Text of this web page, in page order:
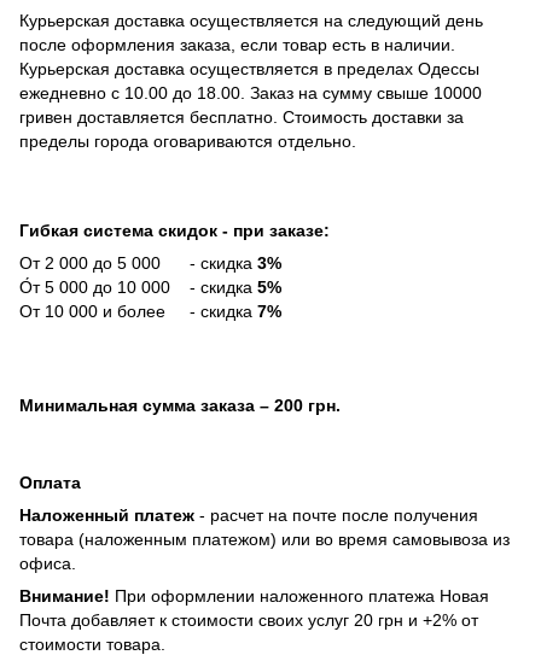
Курьерская доставка осуществляется на следующий день
после оформления заказа, если товар есть в наличии.
Курьерская доставка осуществляется в пределах Одессы
ежедневно с 10.00 до 18.00. Заказ на сумму свыше 10000
гривен доставляется бесплатно. Стоимость доставки за
пределы города оговариваются отдельно.
Гибкая система скидок - при заказе:
От 2 000 до 5 000 - скидка 3%
О́т 5 000 до 10 000 - скидка 5%
От 10 000 и более - скидка 7%
Минимальная сумма заказа – 200 грн.
Оплата
Наложенный платеж - расчет на почте после получения
товара (наложенным платежом) или во время самовывоза из
офиса.
Внимание! При оформлении наложенного платежа Новая
Почта добавляет к стоимости своих услуг 20 грн и +2% от
стоимости товара.